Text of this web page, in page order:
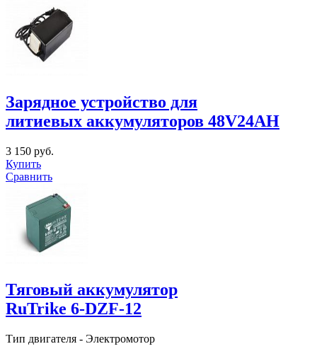
Зарядное устройство для
литиевых аккумуляторов 48V24AH
3 150 руб.
Купить
Сравнить
Тяговый аккумулятор
RuTrike 6-DZF-12
Тип двигателя - Электромотор